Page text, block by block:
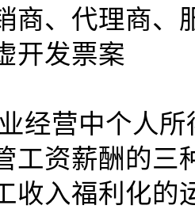
商、代理商、
开发票案
经营中个人
工资薪酬的三
收入福利化的